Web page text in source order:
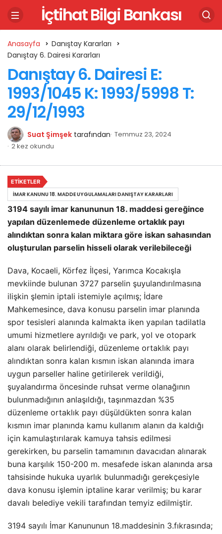
İçtihat Bilgi Bankası
Anasayfa
Danıştay Kararları
Danıştay 6. Dairesi Kararları
Danıştay 6. Dairesi E:
1993/1045 K: 1993/5998 T:
29/12/1993
Suat Şimşek tarafından Temmuz 23, 2024
2 kez okundu
3194 sayılı imar kanununun 18. maddesi gereğince
yapılan düzenlemede düzenleme ortaklık payı
alındıktan sonra kalan miktara göre iskan sahasından
oluşturulan parselin hisseli olarak verilebileceği
Dava, Kocaeli, Körfez İlçesi, Yarımca Kocakışla
mevkiinde bulunan 3727 parselin şuyulandırılmasına
ilişkin şlemin iptali istemiyle açılmış; İdare
Mahkemesince, dava konusu parselin imar planında
spor tesisleri alanında kalmakta iken yapılan tadilatla
umumi hizmetlere ayrıldığı ve park, yol ve otopark
alanı olarak belirlendiği, düzenleme ortaklık payı
alındıktan sonra kalan kısmın iskan alanında imara
uygun parseller haline getirilerek verildiği,
şuyalandırma öncesinde ruhsat verme olanağının
bulunmadığının anlaşıldığı, taşınmazdan %35
düzenleme ortaklık payı düşüldükten sonra kalan
kısmın imar planında kamu kullanım alanın da kaldığı
için kamulaştırılarak kamuya tahsis edilmesi
gerekirken, bu parselin tamamının davacıdan alınarak
buna karşılık 150-200 m. mesafede iskan alanında arsa
tahsisinde hukuka uyarlık bulunmadığı gerekçesiyle
dava konusu işlemin iptaline karar verilmiş; bu karar
davalı belediye vekili tarafından temyiz edilmiştir.
3194 sayılı İmar Kanununun 18.maddesinin 3.fıkrasında;
ETIKETLER
İMAR KANUNU 18. MADDE UYGULAMALARI DANIŞTAY KARARLARI